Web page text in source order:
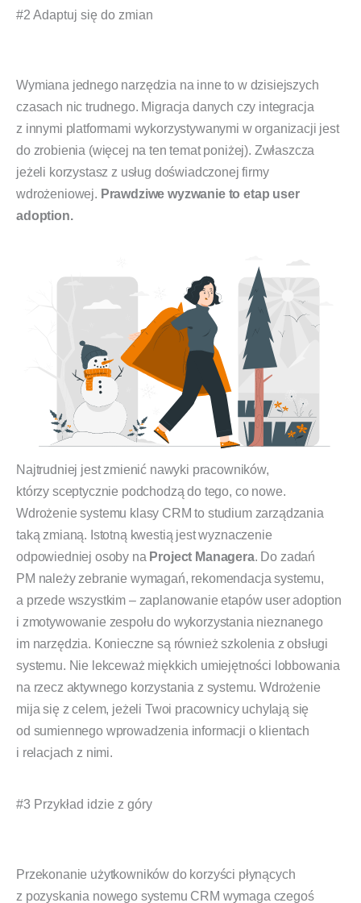
#2 Adaptuj się do zmian
Wymiana jednego narzędzia na inne to w dzisiejszych
czasach nic trudnego. Migracja danych czy integracja
z innymi platformami wykorzystywanymi w organizacji jest
do zrobienia (więcej na ten temat poniżej). Zwłaszcza
jeżeli korzystasz z usług doświadczonej firmy
wdrożeniowej. Prawdziwe wyzwanie to etap user
adoption.
Najtrudniej jest zmienić nawyki pracowników,
którzy sceptycznie podchodzą do tego, co nowe.
Wdrożenie systemu klasy CRM to studium zarządzania
taką zmianą. Istotną kwestią jest wyznaczenie
odpowiedniej osoby na Project Managera. Do zadań
PM należy zebranie wymagań, rekomendacja systemu,
a przede wszystkim – zaplanowanie etapów user adoption
i zmotywowanie zespołu do wykorzystania nieznanego
im narzędzia. Konieczne są również szkolenia z obsługi
systemu. Nie lekceważ miękkich umiejętności lobbowania
na rzecz aktywnego korzystania z systemu. Wdrożenie
mija się z celem, jeżeli Twoi pracownicy uchylają się
od sumiennego wprowadzenia informacji o klientach
i relacjach z nimi.
#3 Przykład idzie z góry
Przekonanie użytkowników do korzyści płynących
z pozyskania nowego systemu CRM wymaga czegoś